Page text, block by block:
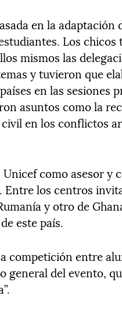
en la adaptación
Los
mismos las
y tuvieron que
en las sesiones
asuntos como la
en los conflictos
como asesor y
los centros
y otro de
este país.
competición entre
general del evento,